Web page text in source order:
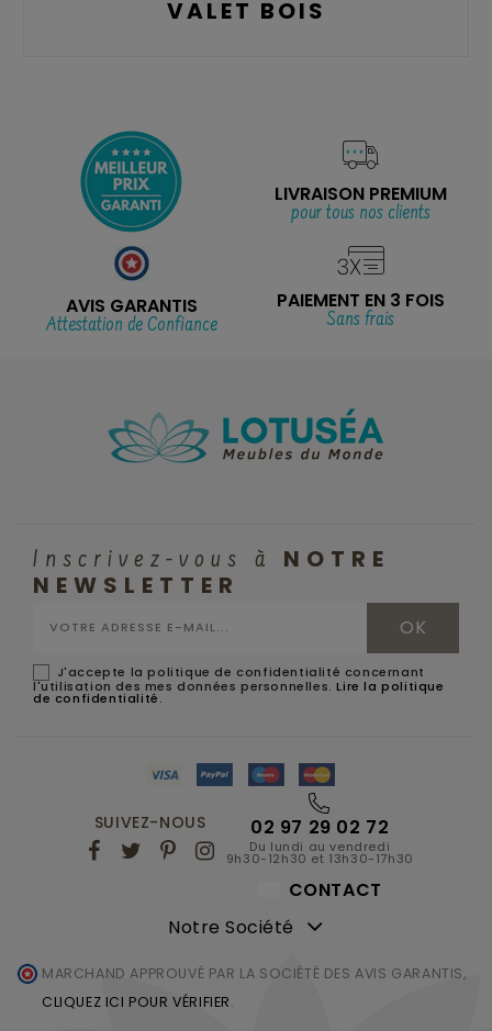
VALET BOIS
LIVRAISON PREMIUM
pour tous nos clients
AVIS GARANTIS
Attestation de Confiance
PAIEMENT EN 3 FOIS
Sans frais
Inscrivez-vous à
NOTRE
NEWSLETTER
J'accepte la politique de confidentialité concernant
l'utilisation des mes données personnelles.Lire la politique
de confidentialité.
SUIVEZ-NOUS 02 97 29 02 72
Du lundi au vendredi
9h30-12h30 et 13h30-17h30
CONTACT
Notre Société
MARCHAND APPROUVÉ PAR LA SOCIÉTÉ DES AVIS GARANTIS,
CLIQUEZ ICI POUR VÉRIFIER.